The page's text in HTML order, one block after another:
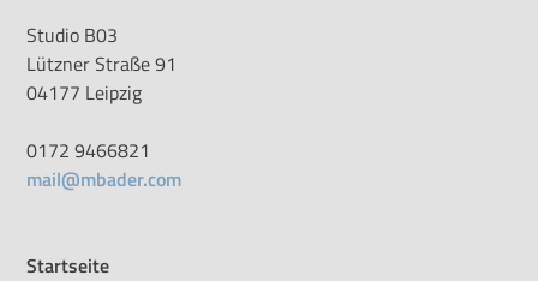
Studio B03
Lützner Straße 91
04177 Leipzig
0172 9466821
mail@mbader.com
Startseite